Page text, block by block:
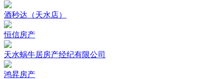
酒秒达（天水店）
恒信房产
天水蜗牛居房产经纪有限公司
鸿昇房产